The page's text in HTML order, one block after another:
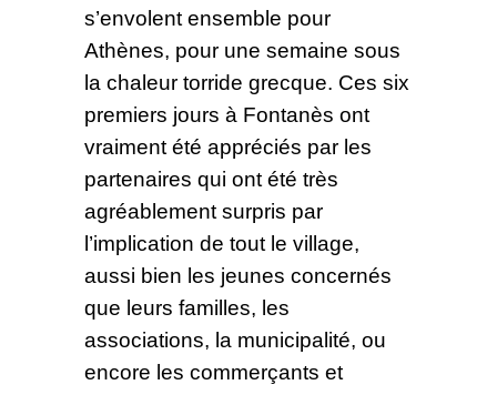
s’envolent ensemble pour
Athènes, pour une semaine sous
la chaleur torride grecque. Ces six
premiers jours à Fontanès ont
vraiment été appréciés par les
partenaires qui ont été très
agréablement surpris par
l’implication de tout le village,
aussi bien les jeunes concernés
que leurs familles, les
associations, la municipalité, ou
encore les commerçants et